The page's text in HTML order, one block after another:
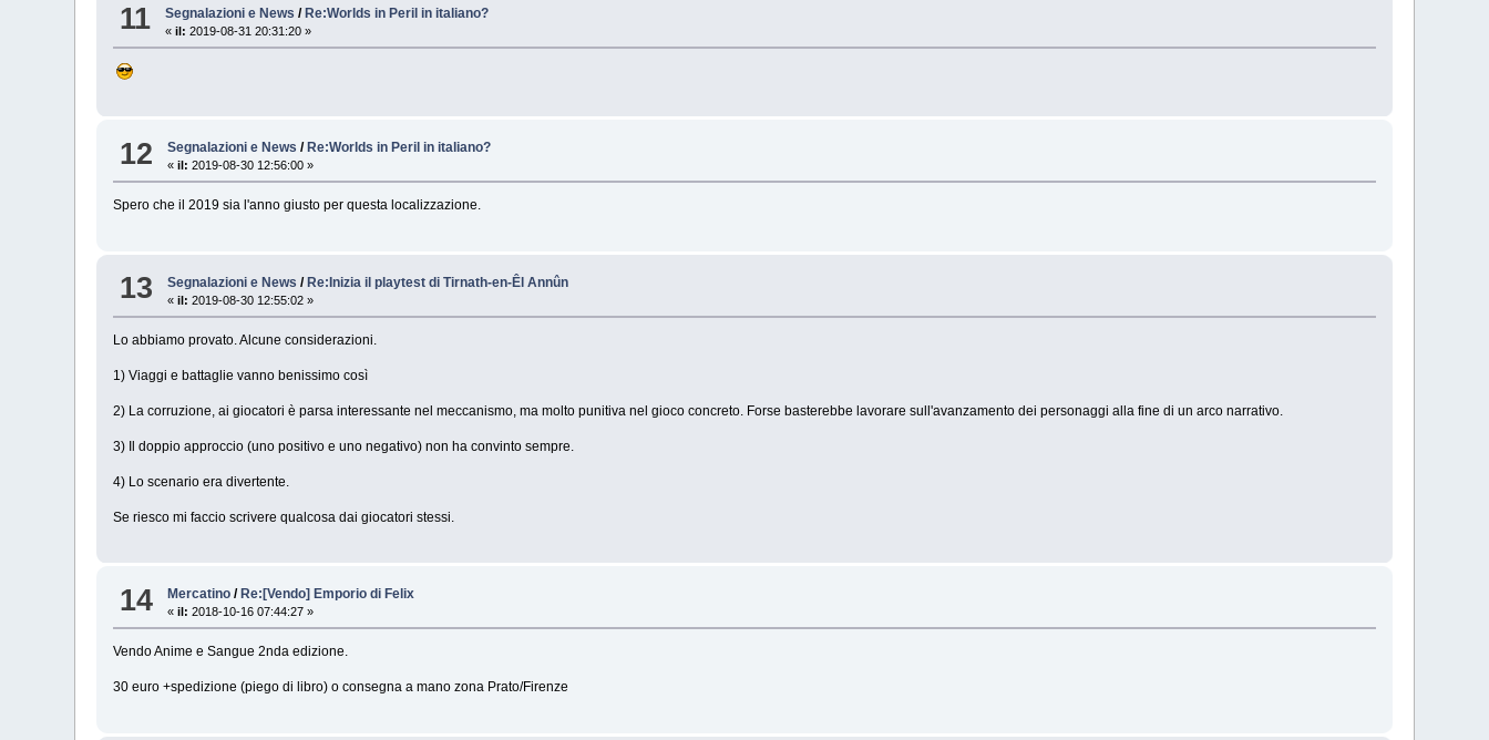
11 Segnalazioni e News /Re:Worlds in Peril in italiano?
«il: 2019-08-31 20:31:20 »
12 Segnalazioni e News / Re:Worlds in Peril in italiano?
«il: 2019-08-30 12:56:00 »
Spero che il 2019 sia l'anno giusto per questa localizzazione.
13 Segnalazioni e News /Re:Inizia il playtest di Tirnath-en-Êl Annûn
«il: 2019-08-30 12:55:02 »
Lo abbiamo provato. Alcune considerazioni.
1) Viaggi e battaglie vanno benissimo così
2) La corruzione, ai giocatori è parsa interessante nel meccanismo, ma molto punitiva nel gioco concreto. Forse basterebbe lavorare sull'avanzamento dei personaggi alla fine di un arco narrativo.
3) Il doppio approccio (uno positivo e uno negativo) non ha convinto sempre.
4) Lo scenario era divertente.
Se riesco mi faccio scrivere qualcosa dai giocatori stessi.
14 Mercatino / Re:[Vendo] Emporio di Felix
«il: 2018-10-16 07:44:27 »
Vendo Anime e Sangue 2nda edizione.
30 euro +spedizione (piego di libro) o consegna a mano zona Prato/Firenze